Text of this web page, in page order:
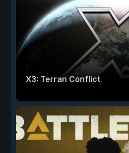
X3: Terran Conflict